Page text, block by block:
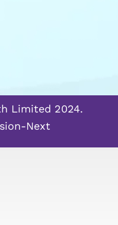
Limited 2024.
Next